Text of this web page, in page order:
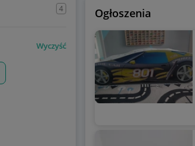
4
Wyczyść
Ogłoszenia